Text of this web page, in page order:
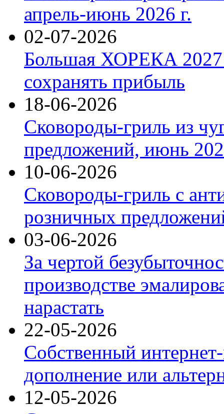
апрель-июнь 2026 г.
02-07-2026
Большая ХОРЕКА 2027:
сохранять прибыль
18-06-2026
Сковороды-гриль из
предложений, июнь
10-06-2026
Сковороды-гриль с
розничных
03-06-2026
За чертой
производстве
нарастать
22-05-2026
Собственный
дополнение или
12-05-2026